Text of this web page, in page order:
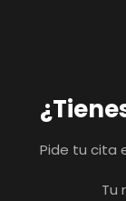
Pide tu cita
Tu